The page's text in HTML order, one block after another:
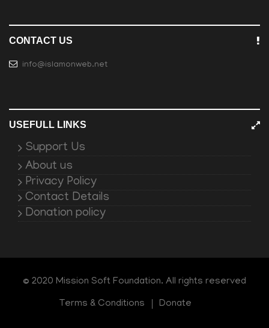
CONTACT US
info@islamonweb.net
USEFULL LINKS
Support Us
About us
Privacy Policy
Contact Details
Donation policy
© 2020 Mission Soft Foundation. All rights reserved
Terms & Conditions Donate